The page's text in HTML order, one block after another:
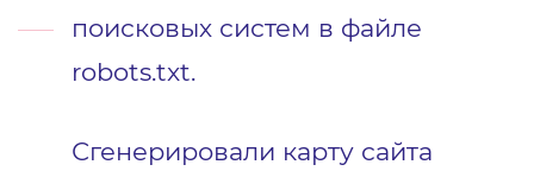
поисковых систем в файле
robots.txt.
Сгенерировали карту сайта